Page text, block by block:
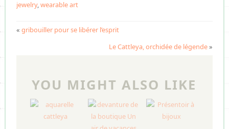
jewelry,wearable art
«gribouiller pour se libérer l’esprit
Le Cattleya, orchidée de légende»
YOU MIGHT ALSO LIKE